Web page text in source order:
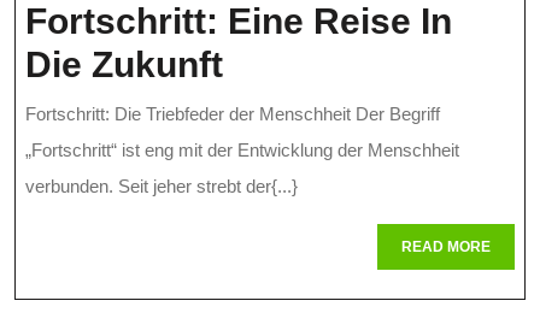
Fortschritt: Eine Reise In
Die ZukunftDer
Unaufhaltsame
Fortschritt:
Eine
Fortschritt: Die Triebfeder der Menschheit Der Begriff
„Fortschritt“ ist eng mit der Entwicklung der Menschheit
verbunden. Seit jeher strebt der{...}
READ MOREREAD
MORE